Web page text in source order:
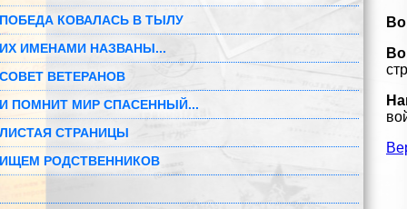
ПОБЕДА КОВАЛАСЬ В ТЫЛУ
ИХ ИМЕНАМИ НАЗВАНЫ...
СОВЕТ ВЕТЕРАНОВ
И ПОМНИТ МИР СПАСЕННЫЙ...
ЛИСТАЯ СТРАНИЦЫ
ИЩЕМ РОДСТВЕННИКОВ